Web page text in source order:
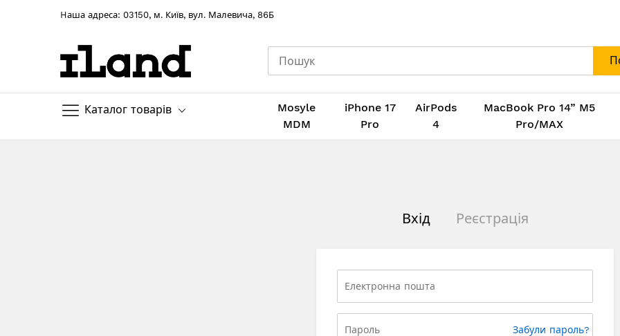
Hаша адреса: 03150, м. Київ, вул. Малевича, 86Б
Каталог товарів
Mosyle
MDM
iPhone 17
Pro
AirPods
4
MacBook Pro 14” M5
Pro/MAX
Вхід Реєстрація
Забули пароль?